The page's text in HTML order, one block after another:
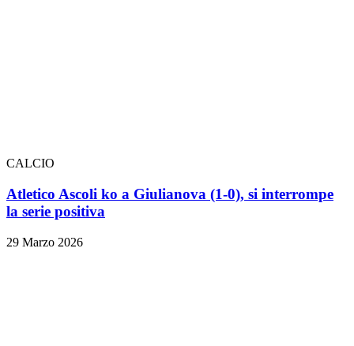
CALCIO
Atletico Ascoli ko a Giulianova (1-0), si interrompe
la serie positiva
29 Marzo 2026